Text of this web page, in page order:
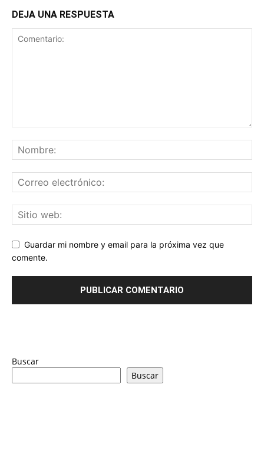
DEJA UNA RESPUESTA
Guardar mi nombre y email para la próxima vez que
comente.
Buscar
Buscar